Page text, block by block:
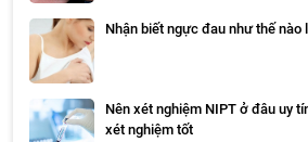
Nhận biết ngực đau như thế nào
Nên xét nghiệm NIPT ở đâu uy
xét nghiệm tốt